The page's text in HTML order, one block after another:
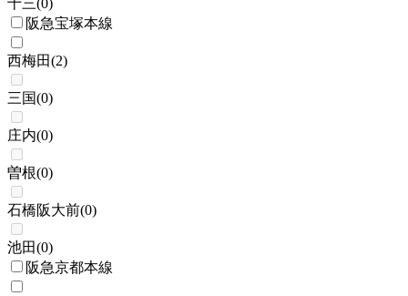
十三(0)
阪急宝塚本線
西梅田(2)
三国(0)
庄内(0)
曽根(0)
石橋阪大前(0)
池田(0)
阪急京都本線